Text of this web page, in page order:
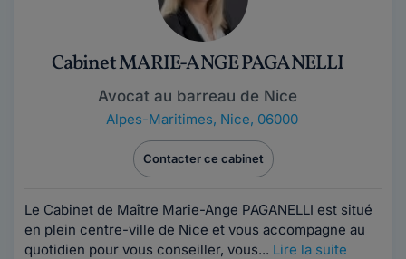
Cabinet MARIE-ANGE PAGANELLI
Avocat au barreau de Nice
Alpes-Maritimes, Nice, 06000
Contacter ce cabinet
Le Cabinet de Maître Marie-Ange PAGANELLI est situé
en plein centre-ville de Nice et vous accompagne au
quotidien pour vous conseiller, vous... Lire la suite